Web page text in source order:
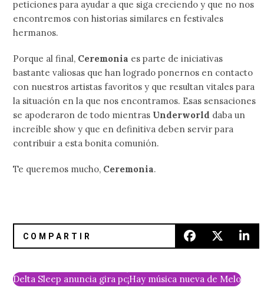
peticiones para ayudar a que siga creciendo y que no nos
encontremos con historias similares en festivales
hermanos.
Porque al final, Ceremonia es parte de iniciativas
bastante valiosas que han logrado ponernos en contacto
con nuestros artistas favoritos y que resultan vitales para
la situación en la que nos encontramos. Esas sensaciones
se apoderaron de todo mientras Underworld daba un
increíble show y que en definitiva deben servir para
contribuir a esta bonita comunión.
Te queremos mucho, Ceremonia.
Delta Sleep anuncia gira por México¡Hay música nueva de Melody’s